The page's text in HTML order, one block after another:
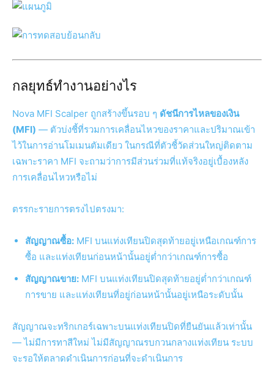
กลยุทธ์ทำงานอย่างไร
Nova MFI Scalper ถูกสร้างขึ้นรอบ ๆ ดัชนีการไหลของเงิน
(MFI) — ตัวบ่งชี้ที่รวมการเคลื่อนไหวของราคาและปริมาณเข้า
ไว้ในการอ่านโมเมนตัมเดียว ในกรณีที่ตัวชี้วัดส่วนใหญ่ติดตาม
เฉพาะราคา MFI จะถามว่าการมีส่วนร่วมที่แท้จริงอยู่เบื้องหลัง
การเคลื่อนไหวหรือไม่
ตรรกะรายการตรงไปตรงมา:
สัญญาณซื้อ: MFI บนแท่งเทียนปิดสุดท้ายอยู่เหนือเกณฑ์การ
ซื้อ และแท่งเทียนก่อนหน้านั้นอยู่ต่ำกว่าเกณฑ์การซื้อ
สัญญาณขาย: MFI บนแท่งเทียนปิดสุดท้ายอยู่ต่ำกว่าเกณฑ์
การขาย และแท่งเทียนที่อยู่ก่อนหน้านั้นอยู่เหนือระดับนั้น
สัญญาณจะทริกเกอร์เฉพาะบนแท่งเทียนปิดที่ยืนยันแล้วเท่านั้น
— ไม่มีการทาสีใหม่ ไม่มีสัญญาณรบกวนกลางแท่งเทียน ระบบ
จะรอให้ตลาดดำเนินการก่อนที่จะดำเนินการ